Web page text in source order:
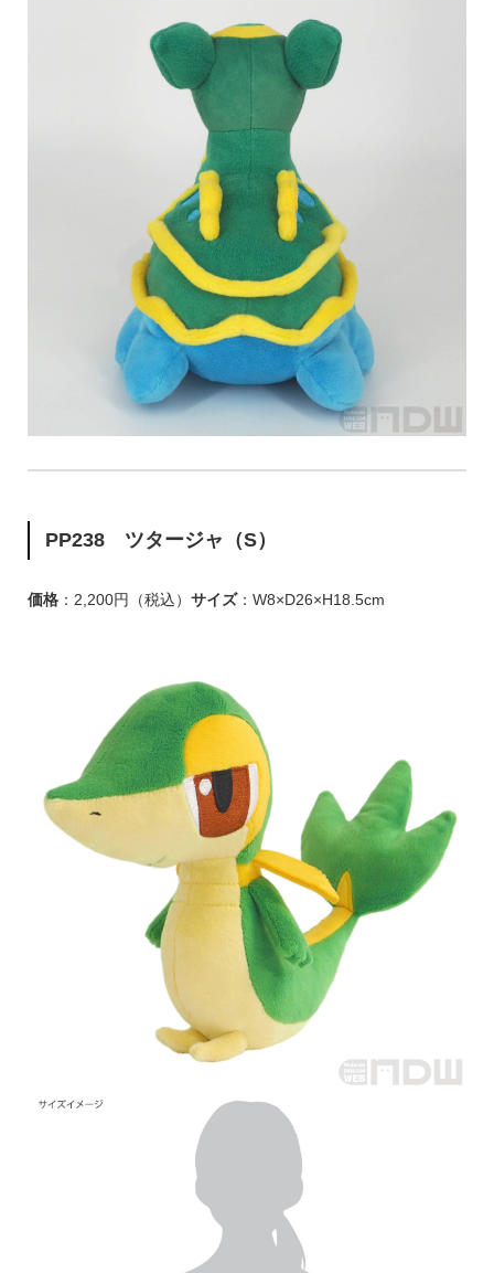
PP238 ツタージャ（S）
価格：2,200円（税込） サイズ：W8×D26×H18.5cm